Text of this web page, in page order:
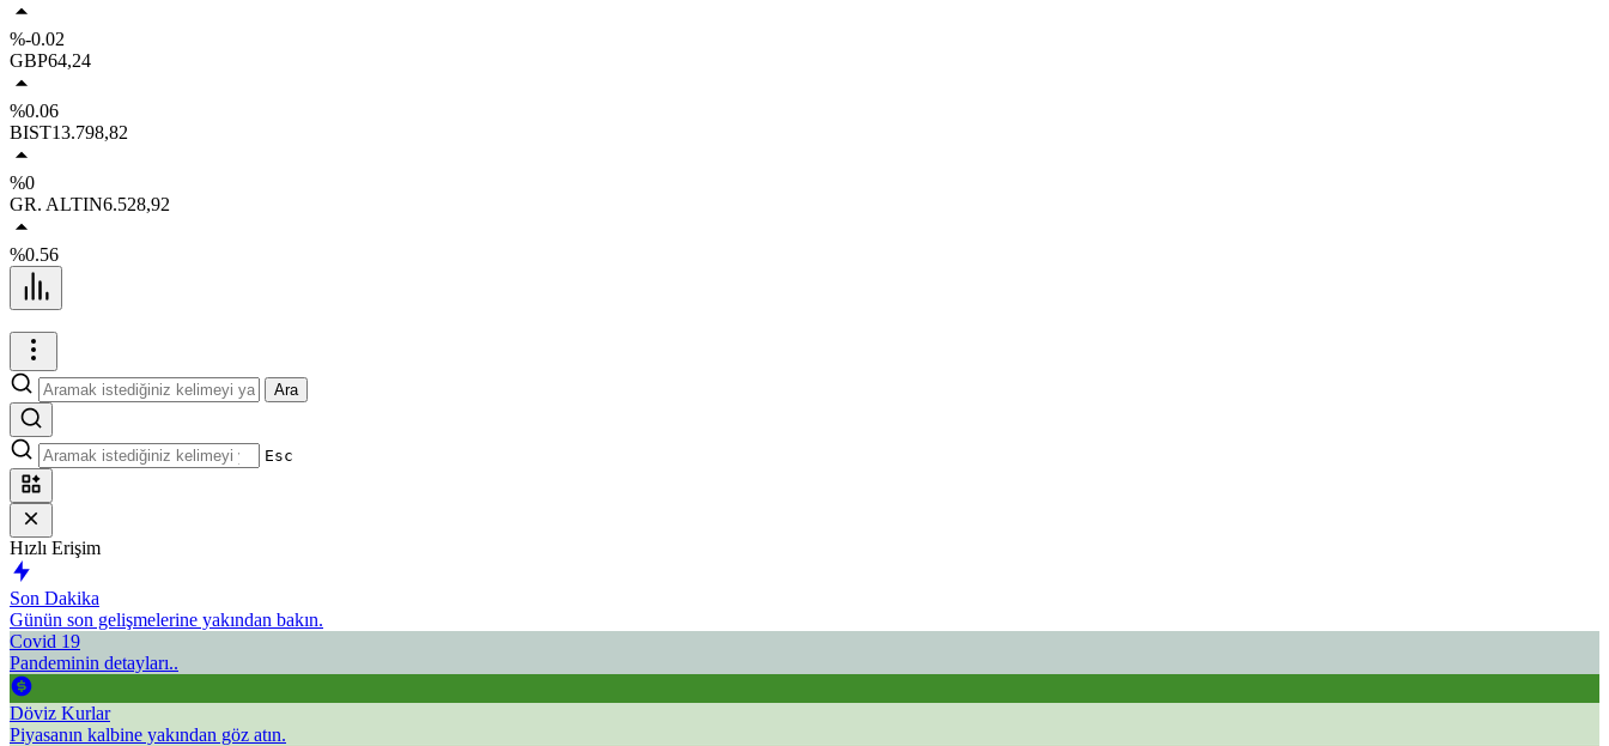
%-0.02
GBP64,24
%0.06
BIST13.798,82
%0
GR. ALTIN6.528,92
%0.56
Ara
Esc
Hızlı Erişim
Son Dakika
Günün son gelişmelerine yakından bakın.
Covid 19
Pandeminin detayları..
Döviz Kurlar
Piyasanın kalbine yakından göz atın.